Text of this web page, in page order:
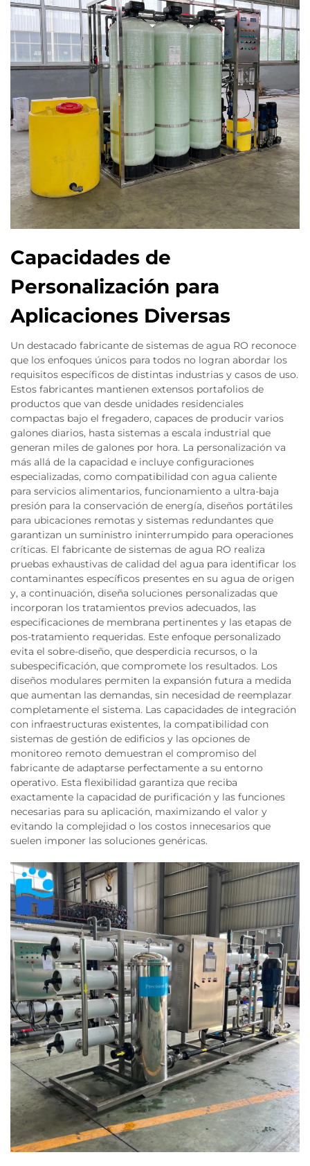
Capacidades de
Personalización para
Aplicaciones Diversas
Un destacado fabricante de sistemas de agua RO reconoce
que los enfoques únicos para todos no logran abordar los
requisitos específicos de distintas industrias y casos de uso.
Estos fabricantes mantienen extensos portafolios de
productos que van desde unidades residenciales
compactas bajo el fregadero, capaces de producir varios
galones diarios, hasta sistemas a escala industrial que
generan miles de galones por hora. La personalización va
más allá de la capacidad e incluye configuraciones
especializadas, como compatibilidad con agua caliente
para servicios alimentarios, funcionamiento a ultra-baja
presión para la conservación de energía, diseños portátiles
para ubicaciones remotas y sistemas redundantes que
garantizan un suministro ininterrumpido para operaciones
críticas. El fabricante de sistemas de agua RO realiza
pruebas exhaustivas de calidad del agua para identificar los
contaminantes específicos presentes en su agua de origen
y, a continuación, diseña soluciones personalizadas que
incorporan los tratamientos previos adecuados, las
especificaciones de membrana pertinentes y las etapas de
pos-tratamiento requeridas. Este enfoque personalizado
evita el sobre-diseño, que desperdicia recursos, o la
subespecificación, que compromete los resultados. Los
diseños modulares permiten la expansión futura a medida
que aumentan las demandas, sin necesidad de reemplazar
completamente el sistema. Las capacidades de integración
con infraestructuras existentes, la compatibilidad con
sistemas de gestión de edificios y las opciones de
monitoreo remoto demuestran el compromiso del
fabricante de adaptarse perfectamente a su entorno
operativo. Esta flexibilidad garantiza que reciba
exactamente la capacidad de purificación y las funciones
necesarias para su aplicación, maximizando el valor y
evitando la complejidad o los costos innecesarios que
suelen imponer las soluciones genéricas.